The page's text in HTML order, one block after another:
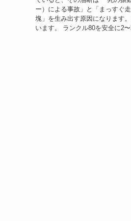
ー）による事故」と「まっすぐ
塊」を生み出す原因になります
います。 ランクル80を安全に2〜